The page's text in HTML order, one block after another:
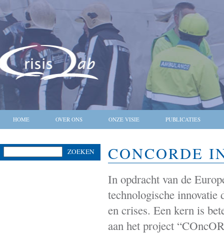
HOME OVER ONS ONZE VISIE PUBLICATIES
ZOEKEN CONCORDE
In opdracht van de
technologische innovatie
en crises. Een kern is
aan het project